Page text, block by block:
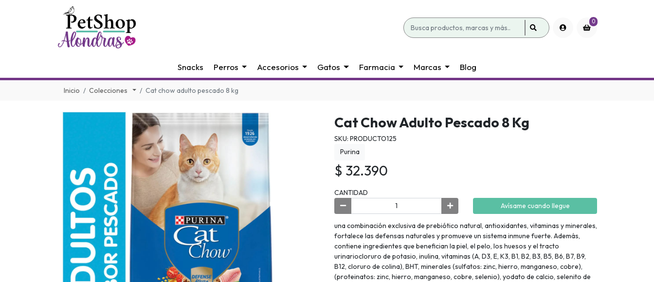
0
Snacks Perros Accesorios Gatos Farmacia Marcas Blog
Inicio Colecciones Cat chow adulto pescado 8 kg
Cat Chow Adulto Pescado 8 Kg
SKU: PRODUCTO125
Purina
$ 32.390
CANTIDAD
Avísame cuando llegue
una combinación exclusiva de prebiótico natural, antioxidantes, vitaminas y minerales,
fortalece las defensas naturales y promueve un sistema inmune fuerte. Además,
contiene ingredientes que benefician la piel, el pelo, los huesos y el tracto
urinariocloruro de potasio, inulina, vitaminas (A, D3, E, K3, B1, B2, B3, B5, B6, B7, B9,
B12, cloruro de colina), BHT, minerales (sulfatos: zinc, hierro, manganeso, cobre),
(proteinatos: zinc, hierro, manganeso, cobre, selenio), yodato de calcio, selenito de